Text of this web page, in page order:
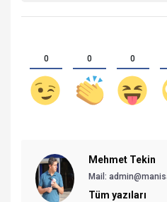
0 0 0
Mehmet Tekin
Mail:
Tüm yazıları